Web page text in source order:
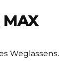
MAX
Weglassens.